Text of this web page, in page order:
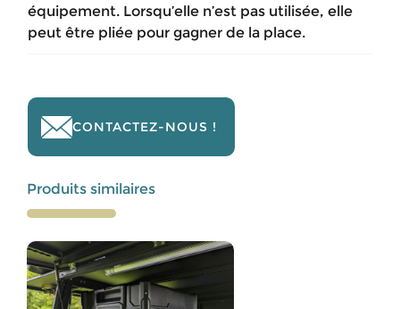
équipement. Lorsqu’elle n’est pas utilisée, elle
peut être pliée pour gagner de la place.
CONTACTEZ-NOUS !
Produits similaires